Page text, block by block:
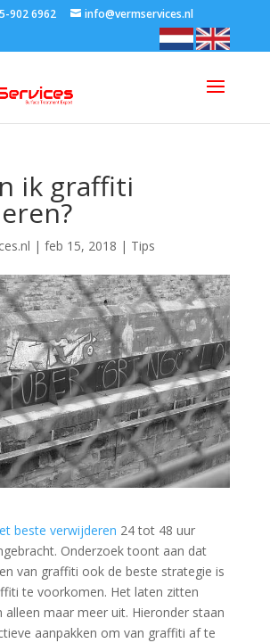
902 6962 info@vermservices.nl
ik graffiti
| feb 15, 2018 | Tips
beste verwijderen 24 tot 48 uur
Onderzoek toont aan dat
van graffiti ook de beste strategie is
te voorkomen. Het laten zitten
alleen maar meer uit. Hieronder staan
aanpakken om van graffiti af te